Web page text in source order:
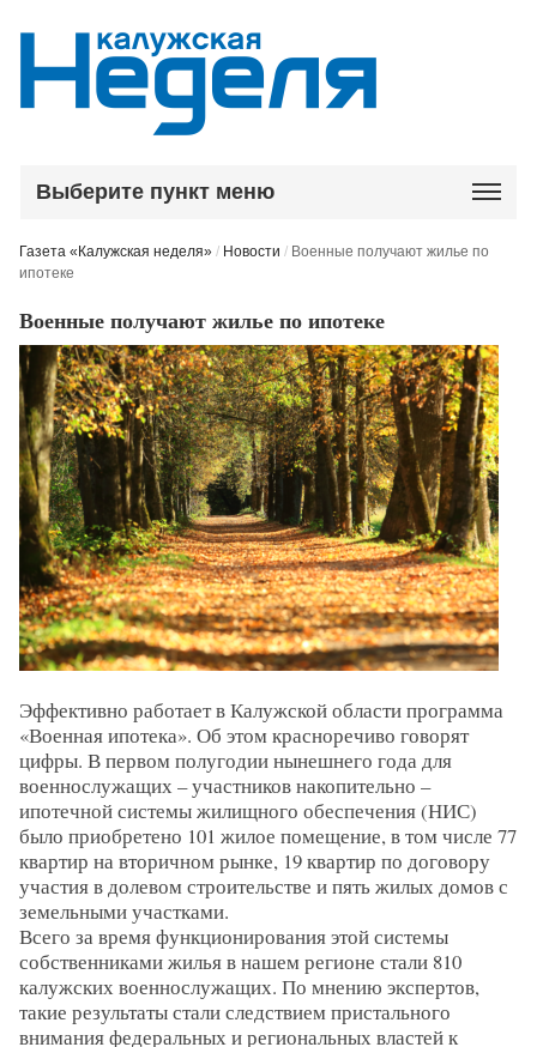
Выберите пункт меню
Газета «Калужская неделя» / Новости / Военные получают жилье по
ипотеке
Военные получают жилье по ипотеке
Эффективно работает в Калужской области программа
«Военная ипотека». Об этом красноречиво говорят
цифры. В первом полугодии нынешнего года для
военнослужащих – участников накопительно –
ипотечной системы жилищного обеспечения (НИС)
было приобретено 101 жилое помещение, в том числе 77
квартир на вторичном рынке, 19 квартир по договору
участия в долевом строительстве и пять жилых домов с
земельными участками.
Всего за время функционирования этой системы
собственниками жилья в нашем регионе стали 810
калужских военнослужащих. По мнению экспертов,
такие результаты стали следствием пристального
внимания федеральных и региональных властей к